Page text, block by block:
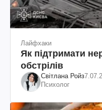
Лайфхаки
Як підтримати
обстрілів
Світлана Ройз
Психолог